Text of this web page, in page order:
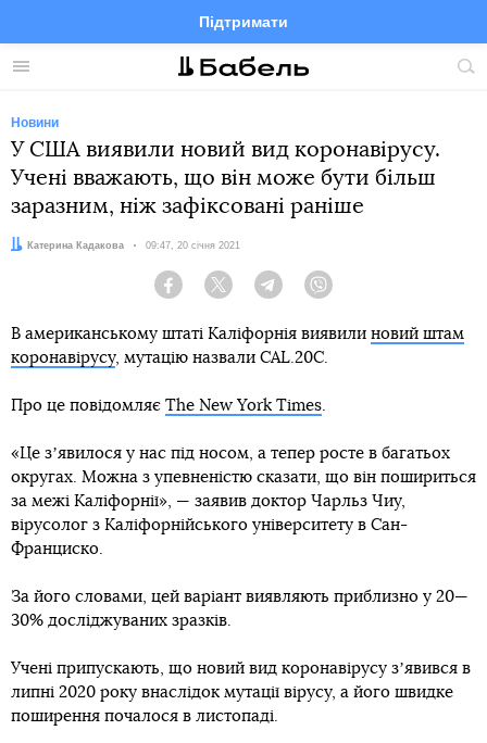
Меню
Підтримати
FacebookTelegramTwitter
Новини
У США виявили новий вид коронавірусу.
Учені вважають, що він може бути більш
заразним, ніж зафіксовані раніше
Автор:Катерина Кадакова Дата:
09:47, 20 січня 2021
Facebook Twitter Telegram
В американському штаті Каліфорнія виявили новий штам
коронавірусу, мутацію назвали CAL.20C.
Про це повідомляє The New York Times.
«Це зʼявилося у нас під носом, а тепер росте в багатьох
округах. Можна з упевненістю сказати, що він пошириться
за межі Каліфорнії», — заявив доктор Чарльз Чиу,
вірусолог з Каліфорнійського університету в Сан-
Франциско.
За його словами, цей варіант виявляють приблизно у 20—
30% досліджуваних зразків.
Учені припускають, що новий вид коронавірусу зʼявився в
липні 2020 року внаслідок мутації вірусу, а його швидке
поширення почалося в листопаді.